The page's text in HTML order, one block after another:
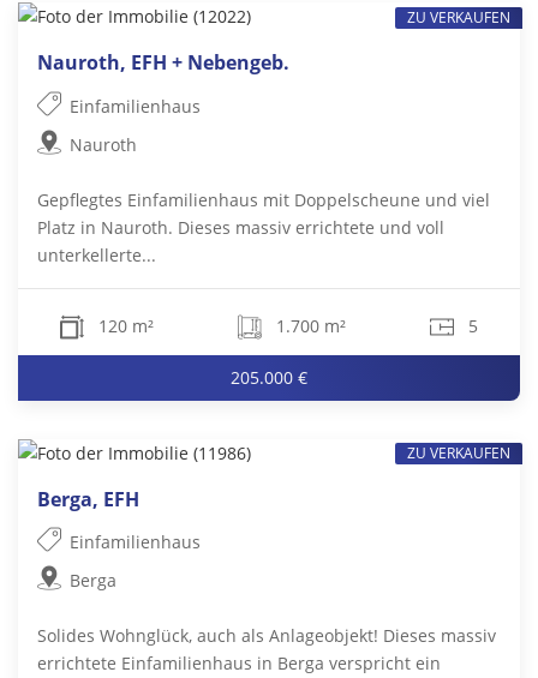
Nauroth, EFH + Nebengeb.
Einfamilienhaus
Nauroth
Gepflegtes Einfamilienhaus mit Doppelscheune und viel
Platz in Nauroth. Dieses massiv errichtete und voll
unterkellerte...
120 m² 1.700 m² 5
205.000 €
ZU VERKAUFEN
Berga, EFH
Einfamilienhaus
Berga
Solides Wohnglück, auch als Anlageobjekt! Dieses massiv
errichtete Einfamilienhaus in Berga verspricht ein
ZU VERKAUFEN